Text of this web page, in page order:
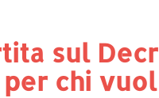
sul
chi